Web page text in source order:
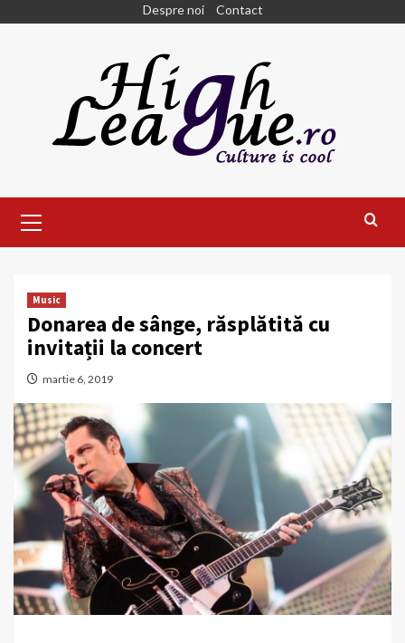
Despre noi Contact
Menu
Music
Donarea de sânge, răsplătită cu
invitații la concert
martie 6, 2019